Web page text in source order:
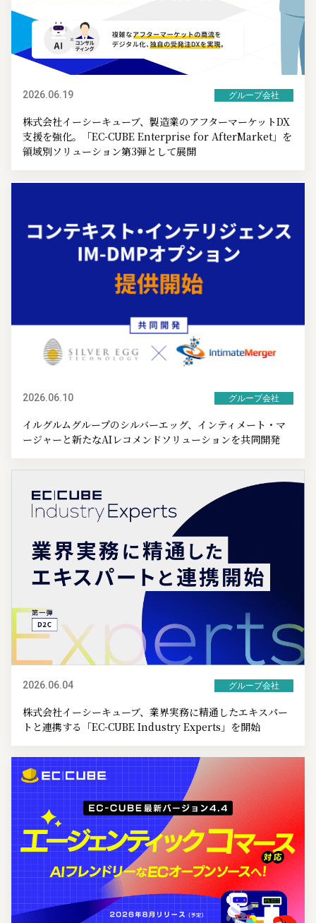
2026.06.19 グループ会社
株式会社イーシーキューブ、製造業のアフターマーケットDX
支援を強化。「EC-CUBE Enterprise for AfterMarket」を
領域別ソリューション第3弾として展開
2026.06.10 グループ会社
イルグルムグループのシルバーエッグ、インティメート・マ
ージャーと新たなAIレコメンドソリューションを共同開発
2026.06.04 グループ会社
株式会社イーシーキューブ、業界実務に精通したエキスパー
トと連携する「EC-CUBE Industry Experts」を開始